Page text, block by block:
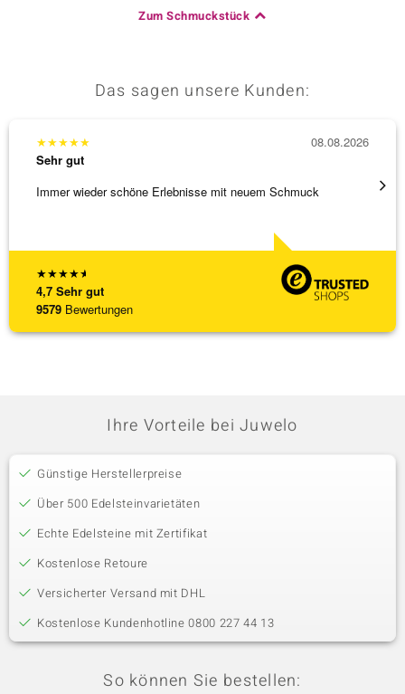
Zum Schmuckstück
Das sagen unsere Kunden:
★★★★★
4,7 Sehr gut
9579 Bewertungen
★★★★★
Sehr gut
Immer wieder schöne Erlebnisse mit neuem Schmuck
08.08.2026
Ihre Vorteile bei Juwelo
Günstige Herstellerpreise
Über 500 Edelsteinvarietäten
Echte Edelsteine mit Zertifikat
Kostenlose Retoure
Versicherter Versand mit DHL
Kostenlose Kundenhotline 0800 227 44 13
So können Sie bestellen: